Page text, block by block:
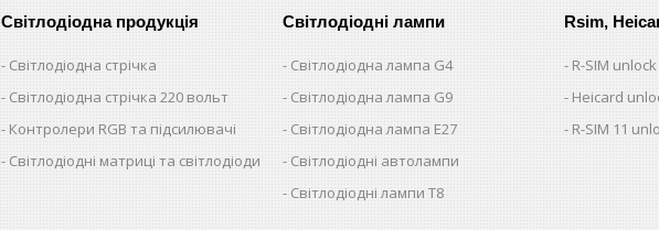
Світлодіодна продукція
Світлодіодна стрічка
Світлодіодна стрічка 220 вольт
Контролери RGB та підсилювачі
Світлодіодні матриці та світлодіоди
Світлодіодні лампи
Світлодіодна лампа G4
Світлодіодна лампа G9
Світлодіодна лампа E27
Світлодіодні автолампи
Світлодіодні лампи T8
Rsim,
R-SIM unlock
Heicard
R-SIM 11